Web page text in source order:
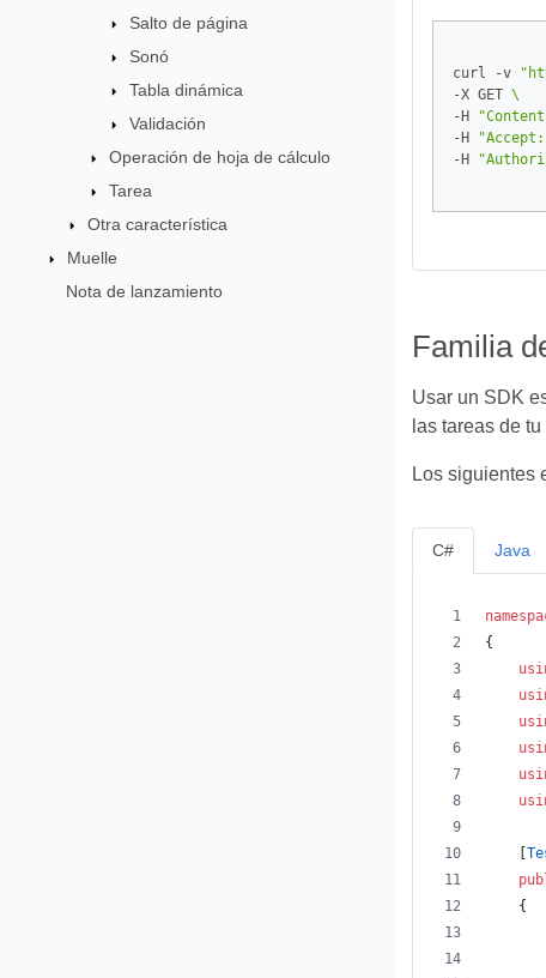
Salto de página
Sonó
Tabla dinámica
Validación
Operación de hoja de cálculo
Tarea
Otra característica
Muelle
Nota de lanzamiento
curl -v
-X GET
-H
-H
-H
Familia
Usar un SDK
las tareas de
Los siguientes
C#
{
{
Java